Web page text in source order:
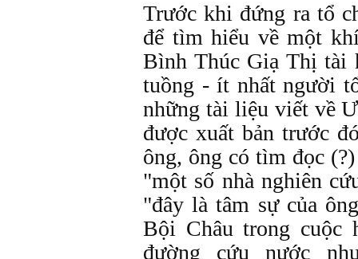
Trước khi đứng ra tổ
để tìm hiểu về một
Bình Thúc Giạ Thị tài
tuồng - ít nhất người
những tài liệu viết về
được xuất bản trước
ông, ông có tìm đọc
"một số nhà nghiên
"đây là tâm sự của
Bội Châu trong
đường cứu nước